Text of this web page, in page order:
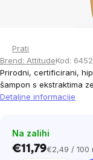
Prati
Brend: AttitudeKod:
Prirodni, certificirani,
šampon s ekstraktima
Detaljne informacije
Na zalihi
€11,79Cijena
€2,49 / 100